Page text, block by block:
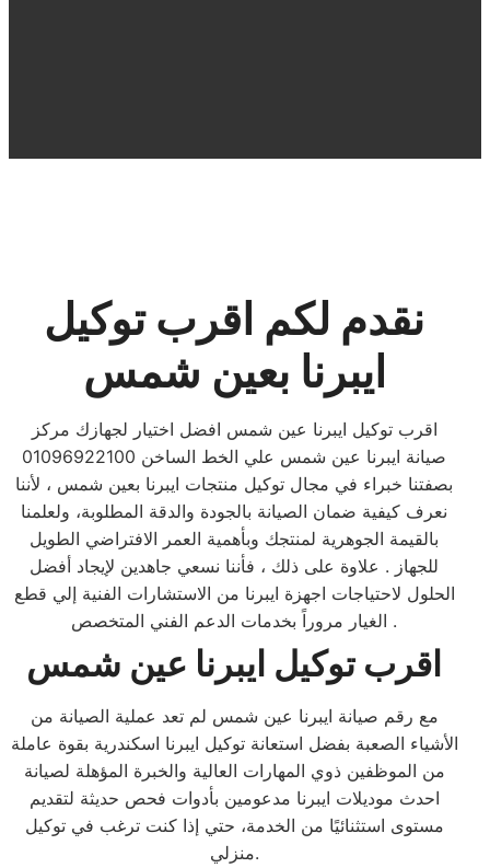
نقدم لكم اقرب توكيل
ايبرنا بعين شمس
اقرب توكيل ايبرنا عين شمس افضل اختيار لجهازك مركز
صيانة ايبرنا عين شمس علي الخط الساخن 01096922100
بصفتنا خبراء في مجال توكيل منتجات ايبرنا بعين شمس ، لأننا
نعرف كيفية ضمان الصيانة بالجودة والدقة المطلوبة، ولعلمنا
بالقيمة الجوهرية لمنتجك وبأهمية العمر الافتراضي الطويل
للجهاز . علاوة على ذلك ، فأننا نسعي جاهدين لإيجاد أفضل
الحلول لاحتياجات اجهزة ايبرنا من الاستشارات الفنية إلي قطع
الغيار مروراً بخدمات الدعم الفني المتخصص .
اقرب توكيل ايبرنا عين شمس
مع رقم صيانة ايبرنا عين شمس لم تعد عملية الصيانة من
الأشياء الصعبة بفضل استعانة توكيل ايبرنا اسكندرية بقوة عاملة
من الموظفين ذوي المهارات العالية والخبرة المؤهلة لصيانة
احدث موديلات ايبرنا مدعومين بأدوات فحص حديثة لتقديم
مستوى استثنائيًا من الخدمة، حتي إذا كنت ترغب في توكيل
منزلي.